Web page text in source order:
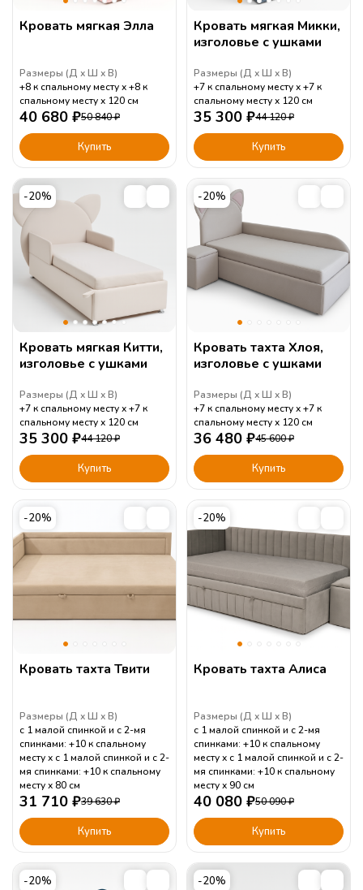
Кровать мягкая Элла
Размеры (Д Ш В)
+8 к спальному месту
+8 к
спальному месту
120 см
40 680 ₽50 840₽
Купить
Кровать мягкая Микки,
изголовье с ушками
Размеры (Д Ш В)
+7 к спальному месту
+7 к
спальному месту
120 см
35 300 ₽44 120₽
Купить
-20%
Кровать мягкая Китти,
изголовье с ушками
Размеры (Д Ш В)
+7 к спальному месту
+7 к
спальному месту
120 см
35 300 ₽44 120₽
Купить
-20%
Кровать тахта Хлоя,
изголовье с ушками
Размеры (Д Ш В)
+7 к спальному месту
+7 к
спальному месту
120 см
36 480 ₽45 600₽
Купить
-20%
Кровать тахта Твити
Размеры (Д Ш В)
с 1 малой спинкой и с 2-мя
спинками: +10 к спальному
месту
с 1 малой спинкой и с 2-
мя спинками: +10 к спальному
месту
80 см
31 710 ₽39 630₽
Купить
-20%
Кровать тахта Алиса
Размеры (Д Ш В)
с 1 малой спинкой и с 2-мя
спинками: +10 к спальному
месту
с 1 малой спинкой и с 2-
мя спинками: +10 к спальному
месту
90 см
40 080 ₽50 090₽
Купить
-20% -20%